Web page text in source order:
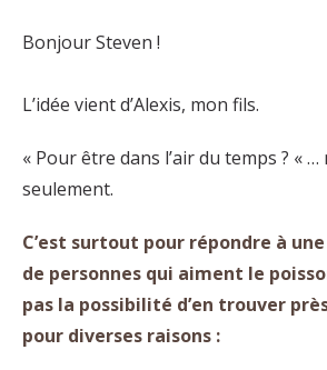
Bonjour Steven !
L’idée vient d’Alexis, mon fils.
« Pour être dans l’air du temps ? « …
seulement.
C’est surtout pour répondre à
de personnes qui aiment le
pas la possibilité d’en trouver
pour diverses raisons :